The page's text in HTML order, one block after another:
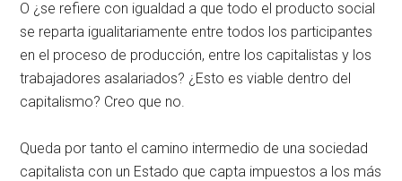
O ¿se refiere con igualdad a que todo el producto social
se reparta igualitariamente entre todos los participantes
en el proceso de producción, entre los capitalistas y los
trabajadores asalariados? ¿Esto es viable dentro del
capitalismo? Creo que no.
Queda por tanto el camino intermedio de una sociedad
capitalista con un Estado que capta impuestos a los más